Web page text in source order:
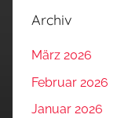
Archiv
März 2026
Februar 2026
Januar 2026